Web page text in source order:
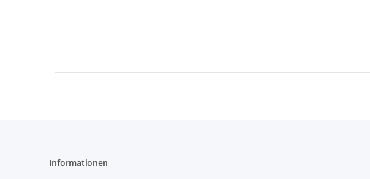
Informationen